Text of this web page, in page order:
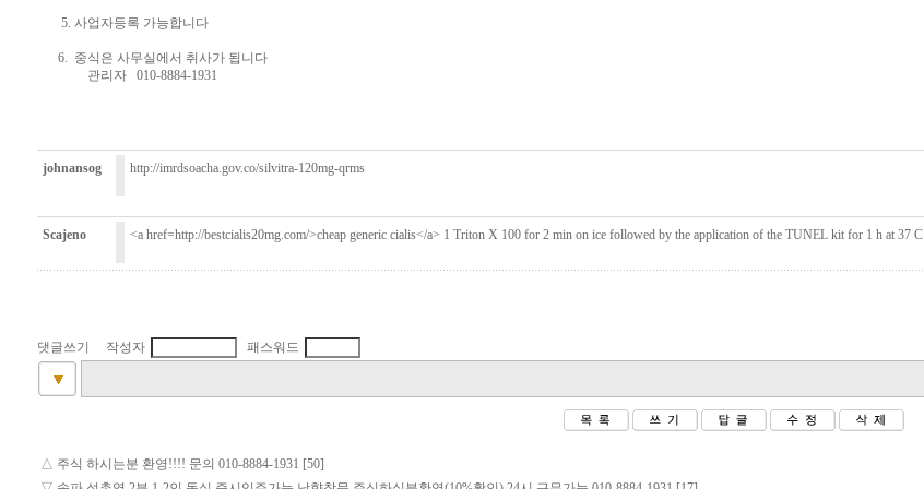
5. 사업자등록 가능합니다
6. 중식은 사무실에서 취사가 됩니다
관리자 010-8884-1931
johnansog http://imrdsoacha.gov.co/silvitra-120mg-qrms
Scajeno <a href=http://bestcialis20mg.com/>cheap generic cialis</a> 1 Triton X 100 for 2 min on ice followed by the application of the TUNEL kit for 1 h at 37 C
댓글쓰기 작성자
패스워드
△ 주식 하시는분 환영!!!! 문의 010-8884-1931 [50]